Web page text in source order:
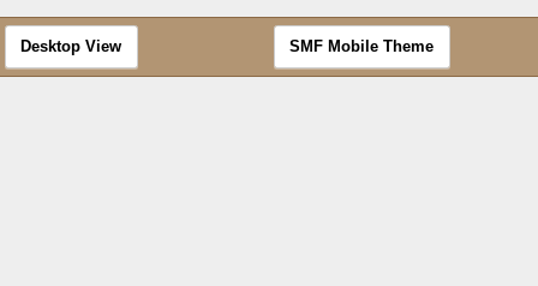
Desktop View SMF Mobile Theme